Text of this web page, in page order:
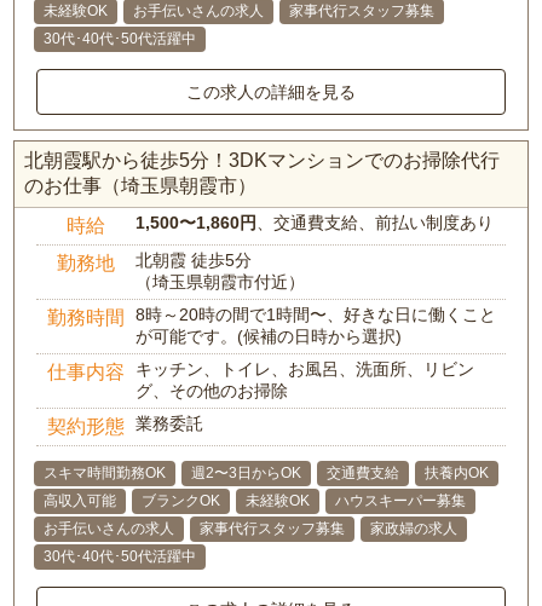
未経験OK
お手伝いさんの求人
家事代行スタッフ募集
30代･40代･50代活躍中
この求人の詳細を見る
北朝霞駅から徒歩5分！3DKマンションでのお掃除代行
のお仕事（埼玉県朝霞市）
時給 1,500〜1,860円 、交通費支給、前払い制度あり
勤務地
北朝霞 徒歩5分
（埼玉県朝霞市付近）
勤務時間
8時～20時の間で1時間〜、好きな日に働くこと
が可能です。(候補の日時から選択)
仕事内容
キッチン、トイレ、お風呂、洗面所、リビン
グ、その他のお掃除
契約形態 業務委託
スキマ時間勤務OK 週2〜3日からOK 交通費支給
扶養内OK
高収入可能
ブランクOK 未経験OK
ハウスキーパー募集
お手伝いさんの求人
家事代行スタッフ募集
家政婦の求人
30代･40代･50代活躍中